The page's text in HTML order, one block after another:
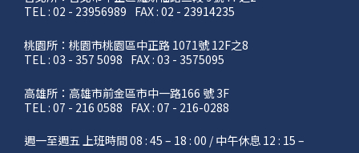
TEL : 02 - 23956989 FAX : 02 - 23914235
桃園所：桃園市桃園區中正路 1071號 12F之8
TEL : 03 - 357 5098 FAX : 03 - 3575095
高雄所：高雄市前金區市中一路166 號 3F
TEL : 07 - 216 0588 FAX : 07 - 216-0288
週一至週五 上班時間 08 : 45 – 18 : 00 / 中午休息 12 : 15 –